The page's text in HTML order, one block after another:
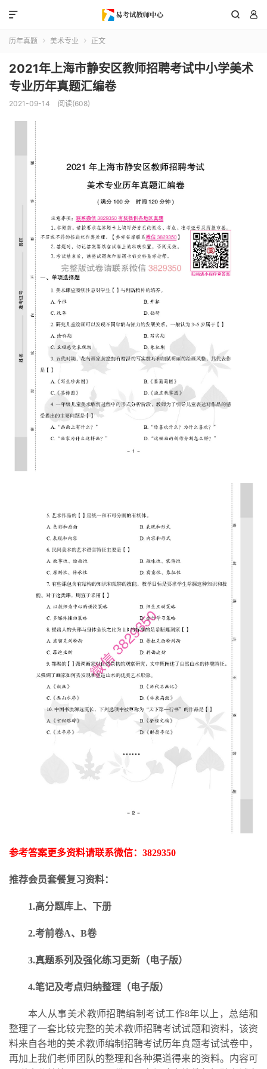
 

历年真题  美术专业  正文
2021年上海市静安区教师招聘考试中小学美术
专业历年真题汇编卷
2021-09-14 阅读(608)
参考答案更多资料请联系微信： 3829350
推荐会员套餐复习资料：
1.高分题库上、下册
2.考前卷A、B卷
3.真题系列及强化练习更新 （电子版）
4.笔记及考点归纳整理（电子版）
本人从事美术教师招聘编制考试工作8年以上，总结和
整理了一套比较完整的美术教师招聘考试试题和资料，该资
料来自各地的美术教师编制招聘考试历年真题考试试卷中，
再加上我们老师团队的整理和各种渠道得来的资料。内容可